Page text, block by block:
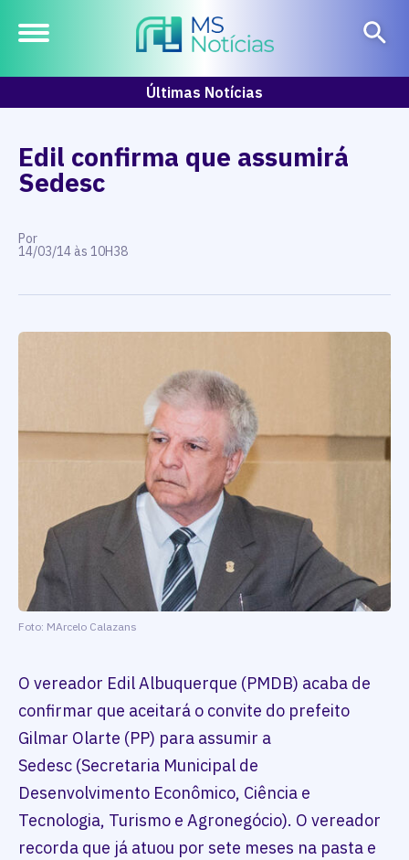
Últimas Notícias
Edil confirma que assumirá
Sedesc
Por
14/03/14 às 10H38
Foto: MArcelo Calazans
O vereador Edil Albuquerque (PMDB) acaba de
confirmar que aceitará o convite do prefeito
Gilmar Olarte (PP) para assumir a
Sedesc (Secretaria Municipal de
Desenvolvimento Econômico, Ciência e
Tecnologia, Turismo e Agronegócio). O vereador
recorda que já atuou por sete meses na pasta e